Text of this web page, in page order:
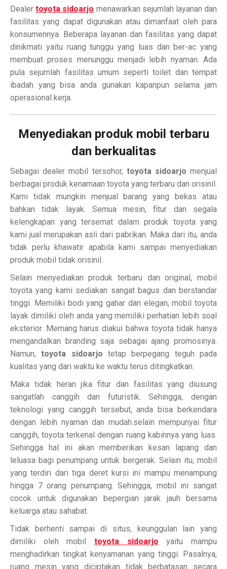
Dealertoyota sidoarjo menawarkan sejumlah layanan dan
fasilitas yang dapat digunakan atau dimanfaat oleh para
konsumennya. Beberapa layanan dan fasilitas yang dapat
dinikmati yaitu ruang tunggu yang luas dan ber-ac yang
membuat proses menunggu menjadi lebih nyaman. Ada
pula sejumlah fasilitas umum seperti toilet dan tempat
ibadah yang bisa anda gunakan kapanpun selama jam
operasional kerja.
Menyediakan produk mobil terbaru
dan berkualitas
Sebagai dealer mobil tersohor, toyota sidoarjo menjual
berbagai produk kenamaan toyota yang terbaru dan orisinil.
Kami tidak mungkin menjual barang yang bekas atau
bahkan tidak layak. Semua mesin, fitur dan segala
kelengkapan yang tersemat dalam produk toyota yang
kami jual merupakan asli dari pabrikan. Maka dari itu, anda
tidak perlu khawatir apabila kami sampai menyediakan
produk mobil tidak orisinil.
Selain menyediakan produk terbaru dan original, mobil
toyota yang kami sediakan sangat bagus dan berstandar
tinggi. Memiliki bodi yang gahar dan elegan, mobil toyota
layak dimiliki oleh anda yang memiliki perhatian lebih soal
eksterior. Memang harus diakui bahwa toyota tidak hanya
mengandalkan branding saja sebagai ajang promosinya.
Namun,toyota sidoarjo tetap berpegang teguh pada
kualitas yang dari waktu ke waktu terus ditingkatkan.
Maka tidak heran jika fitur dan fasilitas yang diusung
sangatlah canggih dan futuristik. Sehingga, dengan
teknologi yang canggih tersebut, anda bisa berkendara
dengan lebih nyaman dan mudah.selain mempunyai fitur
canggih, toyota terkenal dengan ruang kabinnya yang luas.
Sehingga hal ini akan memberikan kesan lapang dan
leluasa bagi penumpang untuk bergerak. Selain itu, mobil
yang terdiri dari tiga deret kursi ini mampu menampung
hingga 7 orang penumpang. Sehingga, mobil ini sangat
cocok untuk digunakan bepergian jarak jauh bersama
keluarga atau sahabat.
Tidak berhenti sampai di situs, keunggulan lain yang
dimiliki oleh mobil toyota sidoarjo yaitu mampu
menghadirkan tingkat kenyamanan yang tinggi. Pasalnya,
ruang mesin yang diciptakan tidak berbatasan secara